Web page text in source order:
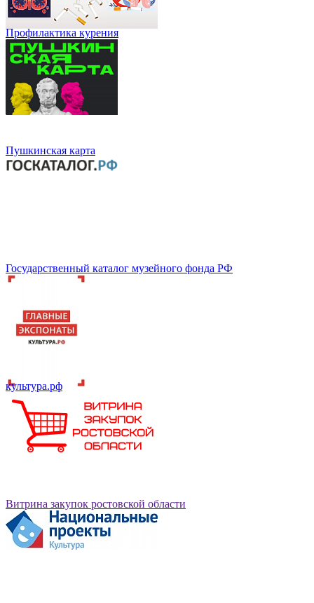
Профилактика курения
Пушкинская карта
Государственный каталог музейного фонда РФ
культура.рф
Витрина закупок ростовской области